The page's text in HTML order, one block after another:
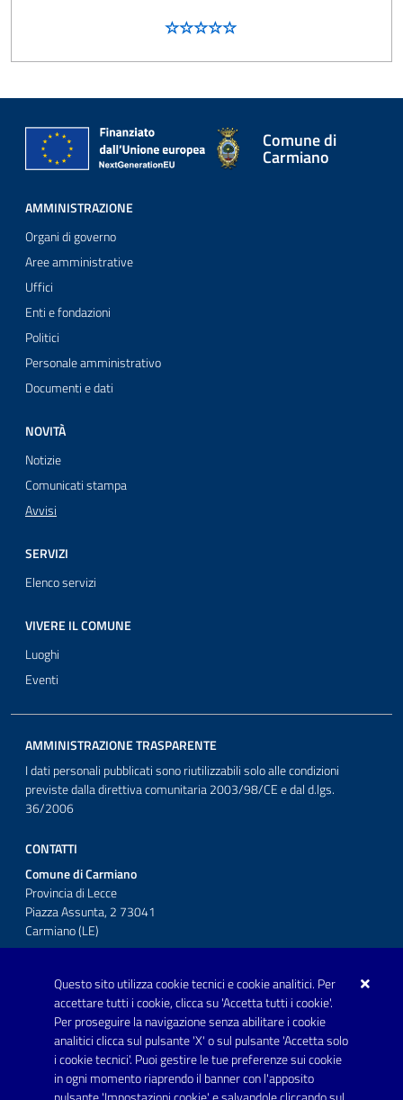
Questo sito utilizza cookie tecnici e cookie analitici. Per
accettare tutti i cookie, clicca su 'Accetta tutti i cookie'.
Per proseguire la navigazione senza abilitare i cookie
analitici clicca sul pulsante 'X' o sul pulsante 'Accetta solo
i cookie tecnici'. Puoi gestire le tue preferenze sui cookie
in ogni momento riaprendo il banner con l'apposito
Comune di
Carmiano
AMMINISTRAZIONE
Organi di governo
Aree amministrative
Uffici
Enti e fondazioni
Politici
Personale amministrativo
Documenti e dati
NOVITÀ
Notizie
Comunicati stampa
Avvisi
SERVIZI
Elenco servizi
VIVERE IL COMUNE
Luoghi
Eventi
AMMINISTRAZIONE TRASPARENTE
I dati personali pubblicati sono riutilizzabili solo alle condizioni
previste dalla direttiva comunitaria 2003/98/CE e dal d.lgs.
36/2006
CONTATTI
Comune di Carmiano
Provincia di Lecce
Piazza Assunta, 2 73041
Carmiano (LE)
Posta Elettronica Certificata:
protocollo.comunecarmiano@pec.rupar.puglia.it
URP - Ufficio Relazioni con il Pubblico